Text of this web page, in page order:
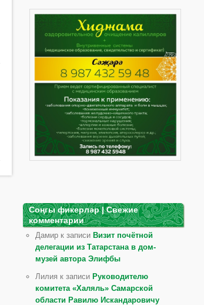
Соңгы фикерләр | Свежие
комментарии
Дамир к записи Визит почётной
делегации из Татарстана в дом-
музей автора Элифбы
Лилия к записи Руководителю
комитета «Халяль» Самарской
области Равилю Искандаровичу